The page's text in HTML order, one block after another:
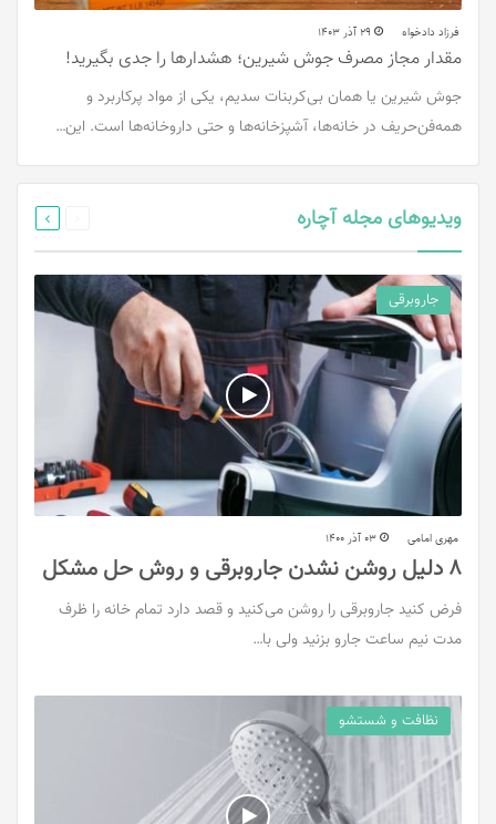
فرزاد دادخواه 29 آذر 1403
مقدار مجاز مصرف جوش شیرین؛ هشدارها را جدی بگیرید!
جوش شیرین یا همان بی‌کربنات سدیم، یکی از مواد پرکاربرد و
همه‌فن‌حریف در خانه‌ها، آشپزخانه‌ها و حتی داروخانه‌ها است. این…
ویدیوهای مجله آچاره
جاروبرقی
مهری امامی 03 آذر 1400
8 دلیل روشن نشدن جاروبرقی و روش حل مشکل
فرض کنید جاروبرقی را روشن می‌کنید و قصد دارد تمام خانه را ظرف
مدت نیم ساعت جارو بزنید ولی با…
نظافت و شستشو